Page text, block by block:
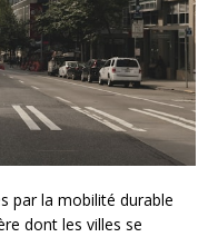
par la mobilité durable
dont les villes se